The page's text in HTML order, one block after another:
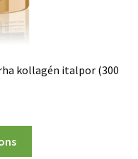
kollagén italpor (300